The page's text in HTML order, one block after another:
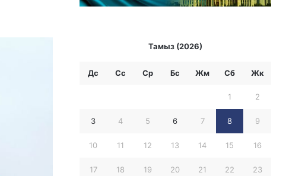
Тамыз (2026)
Дс Сс Ср Бc Жм Сб Жк
1 2
3 4 5 6 7 8 9
10 11 12 13 14 15 16
17 18 19 20 21 22 23